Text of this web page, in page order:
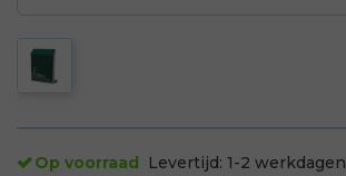
Op voorraad Levertijd: 1-2 werkdagen